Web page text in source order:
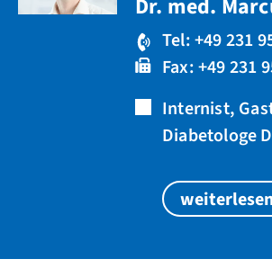
Dr. med.
Tel: +49 231
Fax: +49 231
Internist,
Diabetologe